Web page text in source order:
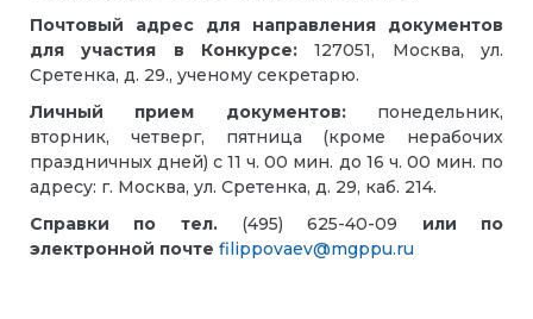
Почтовый адрес для направления документов
для участия в Конкурсе:127051, Москва, ул.
Сретенка, д. 29., ученому секретарю.
Личный прием документов: понедельник,
вторник, четверг, пятница (кроме нерабочих
праздничных дней) с 11 ч. 00 мин. до 16 ч. 00 мин. по
адресу: г. Москва, ул. Сретенка, д. 29, каб. 214.
Справки по тел.(495) 625-40-09 или по
электронной почте filippovaev@mgppu.ru